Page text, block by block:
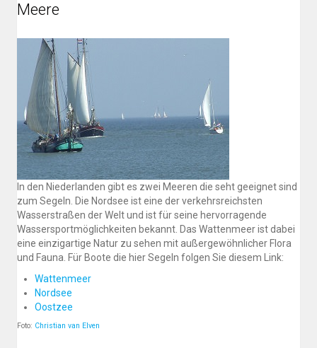
Meere
In den Niederlanden gibt es zwei Meeren die seht geeignet sind
zum Segeln. Die Nordsee ist eine der verkehrsreichsten
Wasserstraßen der Welt und ist für seine hervorragende
Wassersportmöglichkeiten bekannt. Das Wattenmeer ist dabei
eine einzigartige Natur zu sehen mit außergewöhnlicher Flora
und Fauna. Für Boote die hier Segeln folgen Sie diesem Link:
Wattenmeer
Nordsee
Oostzee
Foto: Christian van Elven